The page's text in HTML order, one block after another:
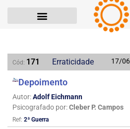
Cód: 171 Erraticidade 17/
Depoimento
Autor:Adolf Eichmann
Psicografado por:Cleber P. Campos
Ref: 2ª Guerra